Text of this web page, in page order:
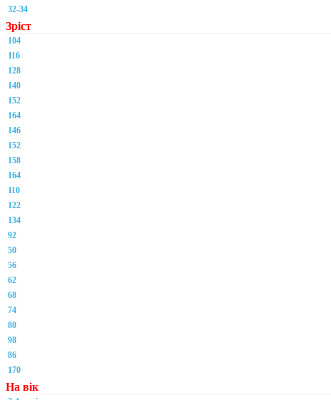
32-34
Зріст
104
116
128
140
152
164
146
152
158
164
110
122
134
92
50
56
62
68
74
80
98
86
170
На вік